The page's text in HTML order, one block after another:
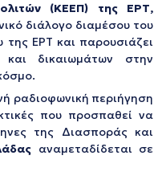
(ΚΕΕΠ) της ΕΡΤ,
διάλογο διαμέσου του
της ΕΡΤ και παρουσιάζει
και δικαιωμάτων στην
ραδιοφωνική περιήγηση
που προσπαθεί να
της Διασποράς και
αναμεταδίδεται σε